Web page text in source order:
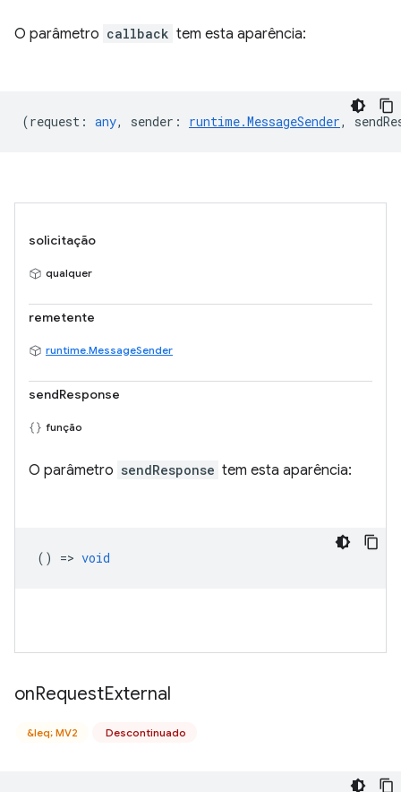
O parâmetro callback tem esta aparência:
(request : any, sender : runtime.MessageSender,
solicitação
qualquer
remetente
runtime.MessageSender
sendResponse
função
O parâmetro sendResponse tem esta aparência:
() => void
onRequestExternal
&leq; MV2 Descontinuado